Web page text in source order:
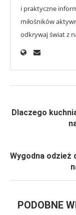
i praktyczne
miłośników
odkrywaj świat z
Dlaczego
Wygodna
PODOBNE